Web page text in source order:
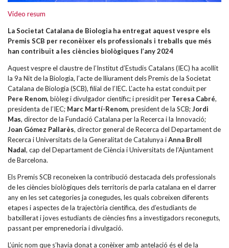
Vídeo resum
La Societat Catalana de Biologia ha entregat aquest vespre els
Premis SCB per reconèixer els professionals i treballs que més
han contribuït a les ciències biològiques l’any 2024
Aquest vespre el claustre de l’Institut d’Estudis Catalans (IEC) ha acollit
la 9a Nit de la Biologia, l’acte de lliurament dels Premis de la Societat
Catalana de Biologia (SCB), filial de l’IEC. L’acte ha estat conduït per
Pere Renom , biòleg i divulgador científic; i presidit per Teresa Cabré
presidenta de l’IEC; Marc Martí-Renom , president de la SCB; Jordi
Mas , director de la Fundació Catalana per la Recerca i la Innovació;
Joan Gómez Pallarès , director general de Recerca del Departament de
Recerca i Universitats de la Generalitat de Catalunya i Anna Broll
Nadal , cap del Departament de Ciència i Universitats de l’Ajuntament
de Barcelona.
Els Premis SCB reconeixen la contribució destacada dels professionals
de les ciències biològiques dels territoris de parla catalana en el darrer
any en les set categories ja conegudes, les quals cobreixen diferents
etapes i aspectes de la trajectòria científica, des d’estudiants de
batxillerat i joves estudiants de ciències fins a investigadors reconeguts,
passant per emprenedoria i divulgació.
L’únic nom que s’havia donat a conèixer amb antelació és el de la